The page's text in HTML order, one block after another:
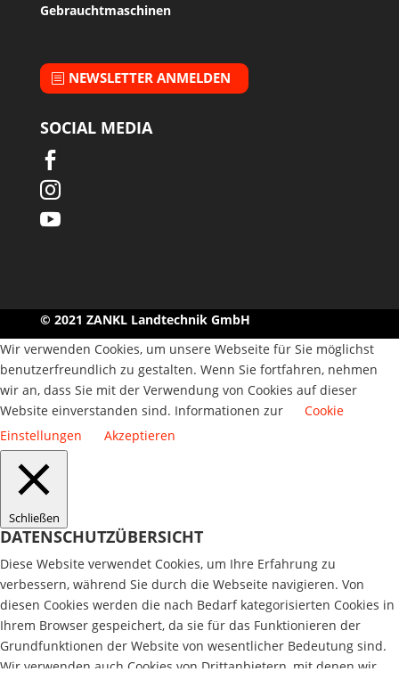
Gebrauchtmaschinen
NEWSLETTER ANMELDEN
SOCIAL MEDIA



© 2021 ZANKL Landtechnik GmbH
Wir verwenden Cookies, um unsere Webseite für Sie möglichst
benutzerfreundlich zu gestalten. Wenn Sie fortfahren, nehmen
wir an, dass Sie mit der Verwendung von Cookies auf dieser
Website einverstanden sind. Informationen zur
Cookie
Einstellungen
Akzeptieren
Schließen
DATENSCHUTZÜBERSICHT
Diese Website verwendet Cookies, um Ihre Erfahrung zu
verbessern, während Sie durch die Webseite navigieren. Von
diesen Cookies werden die nach Bedarf kategorisierten Cookies in
Ihrem Browser gespeichert, da sie für das Funktionieren der
Grundfunktionen der Website von wesentlicher Bedeutung sind.
Wir verwenden auch Cookies von Drittanbietern, mit denen wir